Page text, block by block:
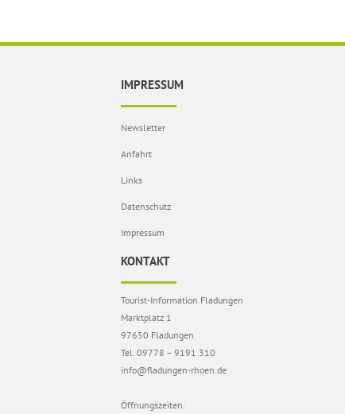
IMPRESSUM
Newsletter
Anfahrt
Links
Datenschutz
Impressum
KONTAKT
Tourist-Information Fladungen
Marktplatz 1
97650 Fladungen
Tel. 09778 – 9191 310
info@fladungen-rhoen.de
Öffnungszeiten: